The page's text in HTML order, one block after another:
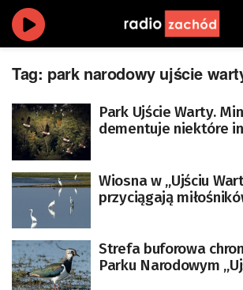
Tag: park narodowy ujście
Park Ujście Warty.
dementuje niektóre
Wiosna w „Ujściu
przyciągają
Strefa buforowa
Parku Narodowym